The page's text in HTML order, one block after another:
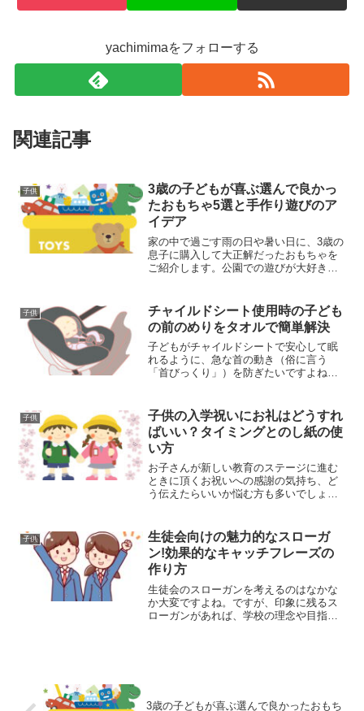
yachimimaをフォローする
関連記事
子供
3歳の子どもが喜ぶ選んで良かっ
たおもちゃ5選と手作り遊びのア
イデア
家の中で過ごす雨の日や暑い日に、3歳の
息子に購入して大正解だったおもちゃを
ご紹介します。公園での遊びが大好きな
でなく、大人もストレスを感じますよ
ね。新しいおもちゃを探す...
子供
チャイルドシート使用時の子ども
の前のめりをタオルで簡単解決
子どもがチャイルドシートで安心して眠
れるように、急な首の動き（俗に言う
「首びっくり」）を防ぎたいですよね。
険にさらされることになります。そんな
時、家にあるタオルで簡単に...
子供
子供の入学祝いにお礼はどうすれ
ばいい？タイミングとのし紙の使
い方
お子さんが新しい教育のステージに進む
ときに頂くお祝いへの感謝の気持ち、ど
う伝えたらいいか悩む方も多いでしょ
いかない気持ち、わかります。そういう
とき、どう対応すればいいの...
子供
生徒会向けの魅力的なスローガ
ン!効果的なキャッチフレーズの
作り方
生徒会のスローガンを考えるのはなかな
か大変ですよね。ですが、印象に残るス
ローガンがあれば、学校の理念や目指す
3歳の子どもが喜ぶ選んで良かったおもち